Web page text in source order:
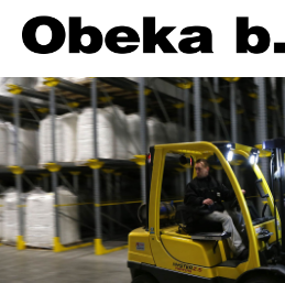
Spring naar hoofd-inhoud